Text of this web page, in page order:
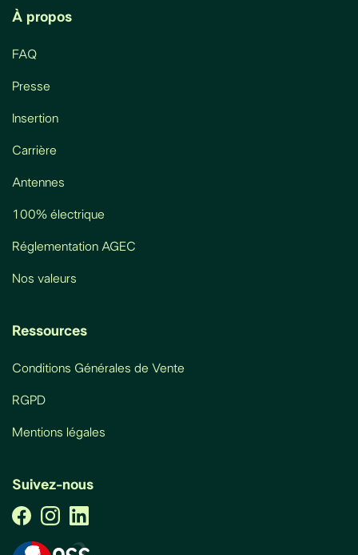
À propos
FAQ
Presse
Insertion
Carrière
Antennes
100% électrique
Réglementation AGEC
Nos valeurs
Ressources
Conditions Générales de Vente
RGPD
Mentions légales
Suivez-nous